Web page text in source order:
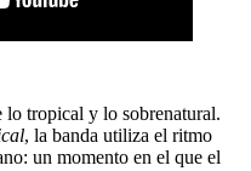
lo tropical y lo sobrenatural.
, la banda utiliza el ritmo
un momento en el que el